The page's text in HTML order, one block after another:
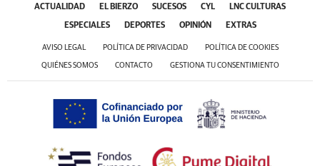
ACTUALIDAD EL BIERZO SUCESOS CYL LNC CULTURAS
ESPECIALES DEPORTES OPINIÓN EXTRAS
AVISO LEGAL POLÍTICA DE PRIVACIDAD POLÍTICA DE COOKIES
QUIÉNES SOMOS CONTACTO GESTIONA TU CONSENTIMIENTO